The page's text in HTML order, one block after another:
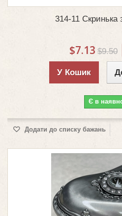
314-11 Скринька
$7.13 $9.50
У Кошик
Є в
Додати до списку бажань